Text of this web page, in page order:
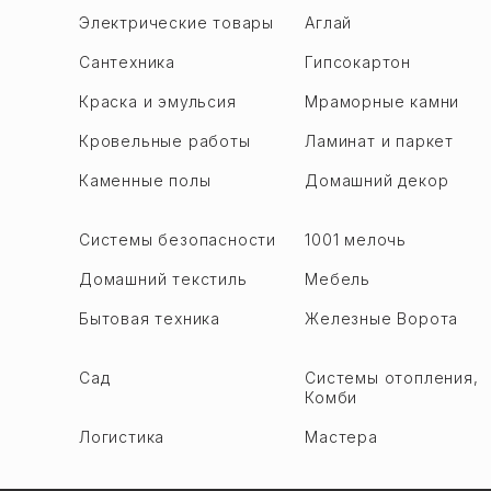
Гёйчай
Хызы
Ходжалы
Уджар
Имишли
Исмаиллы
Шуша
Сулутепе ru
Ходжасен
Хутор
Алят
Сангачал
Электрические товары Аглай
Сантехника Гипсокартон
Краска и эмульсия Мраморные камни
Кровельные работы Ламинат и паркет
Каменные полы Домашний декор
Системы безопасности 1001 мелочь
Домашний текстиль Мебель
Бытовая техника Железные Ворота
Сад
Системы отопления,
Комби
Логистика Мастера